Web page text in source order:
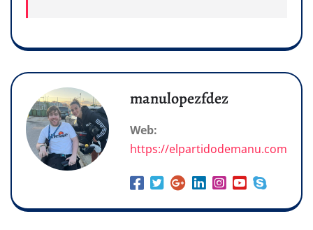
manulopezfdez
Web:
https://elpartidodemanu.com